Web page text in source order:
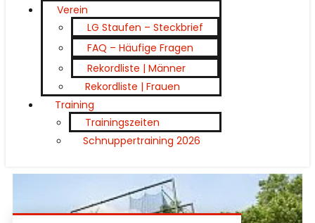
Verein
LG Staufen – Steckbrief
FAQ – Häufige Fragen
Rekordliste | Männer
Rekordliste | Frauen
Training
Trainingszeiten
Schnuppertraining 2026